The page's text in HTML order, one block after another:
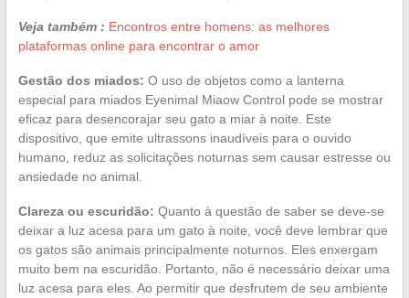
Veja também : Encontros entre homens: as melhores
plataformas online para encontrar o amor
Gestão dos miados: O uso de objetos como a lanterna
especial para miados Eyenimal Miaow Control pode se mostrar
eficaz para desencorajar seu gato a miar à noite. Este
dispositivo, que emite ultrassons inaudíveis para o ouvido
humano, reduz as solicitações noturnas sem causar estresse ou
ansiedade no animal.
Clareza ou escuridão: Quanto à questão de saber se deve-se
deixar a luz acesa para um gato à noite, você deve lembrar que
os gatos são animais principalmente noturnos. Eles enxergam
muito bem na escuridão. Portanto, não é necessário deixar uma
luz acesa para eles. Ao permitir que desfrutem de seu ambiente